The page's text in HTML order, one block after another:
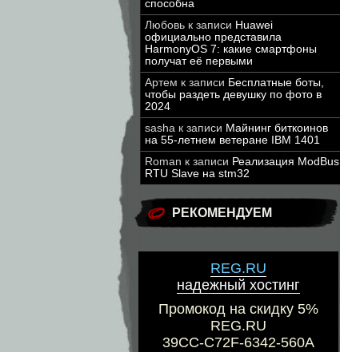
способна
Любовь к записи Huawei
официально представила
HarmonyOS 7: какие смартфоны
получат её первыми
Артем к записи Бесплатные боты,
чтобы раздеть девушку по фото в
2024
sasha к записи Майнинг биткоинов
на 55-летнем ветеране IBM 1401
Roman к записи Реализация ModBus
RTU Slave на stm32
РЕКОМЕНДУЕМ
REG.RU
надежный хостинг
Промокод на скидку 5%
REG.RU
39CC-C72F-6342-560A